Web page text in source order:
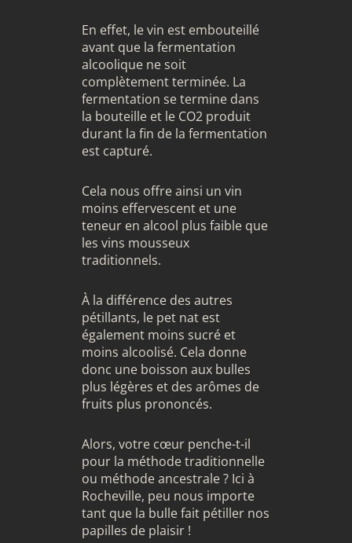
En effet, le vin est embouteillé
avant que la fermentation
alcoolique ne soit
complètement terminée. La
fermentation se termine dans
la bouteille et le CO2 produit
durant la fin de la fermentation
est capturé.
Cela nous offre ainsi un vin
moins effervescent et une
teneur en alcool plus faible que
les vins mousseux
traditionnels.
À la différence des autres
pétillants, le pet nat est
également moins sucré et
moins alcoolisé. Cela donne
donc une boisson aux bulles
plus légères et des arômes de
fruits plus prononcés.
Alors, votre cœur penche-t-il
pour la méthode traditionnelle
ou méthode ancestrale ? Ici à
Rocheville, peu nous importe
tant que la bulle fait pétiller nos
papilles de plaisir !